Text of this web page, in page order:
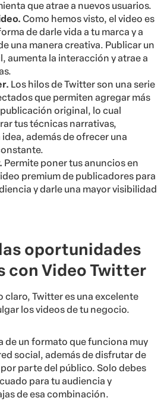
que atrae a nuevos usuarios.
Como hemos visto, el video es
de darle vida a tu marca y a
una manera creativa. Publicar un
aumenta la interacción y atrae a
Los hilos de Twitter son una serie
que permiten agregar más
original, lo cual
tus técnicas narrativas,
además de ofrecer una
Permite poner tus anuncios en
premium de publicadores para
y darle una mayor visibilidad
oportunidades
con Video Twitter
claro, Twitter es una excelente
los videos de tu negocio.
de un formato que funciona muy
social, además de disfrutar de
parte del público. Solo debes
para tu audiencia y
de esa combinación.